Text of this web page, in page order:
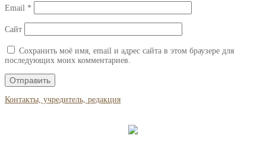
Email *
Сайт
Сохранить моё имя, email и адрес сайта в этом браузере для
последующих моих комментариев.
Контакты, учредитель, редакция